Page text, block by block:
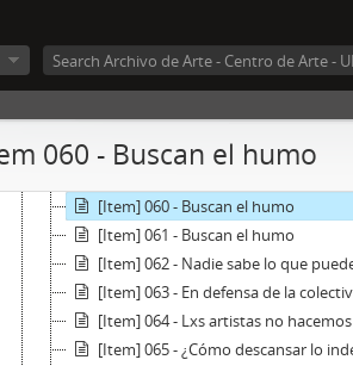
060 - Buscan el humo
[Item] 055 - Hay cosas irreparables
[Item] 056 - Buscan el humo
[Item] 057 - Buscan el humo
[Item] 058 - Buscan el humo
[Item] 060 - Buscan el humo
[Item] 061 - Buscan el humo
[Item] 062 - Nadie sabe lo que
[Item] 063 - En defensa de la
[Item] 064 - Lxs artistas no
[Item] 065 - ¿Cómo descansar lo